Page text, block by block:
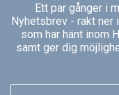
Ett par gånger i
Nyhetsbrev - rakt ner
som har hänt inom
samt ger dig